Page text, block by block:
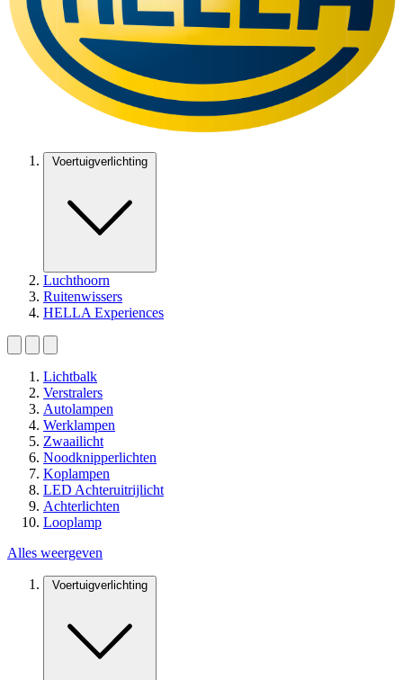
Voertuigverlichting
Luchthoorn
Ruitenwissers
HELLA Experiences
Lichtbalk
Verstralers
Autolampen
Werklampen
Zwaailicht
Noodknipperlichten
Koplampen
LED Achteruitrijlicht
Achterlichten
Looplamp
Alles weergeven
Voertuigverlichting